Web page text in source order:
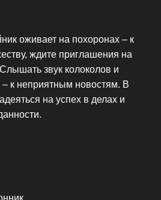
оживает на похоронах – к
ждите приглашения на
звук колоколов и
к неприятным новостям. В
на успех в делах и